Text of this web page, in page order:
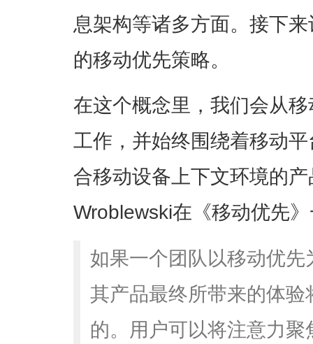
息架构等诸多方面。接下
的移动优先策略。
在这个概念里，我们会从
工作，并始终围绕着移动
合移动设备上下文环境的
Wroblewski在《移动优先
如果一个团队以移动优
其产品最终所带来的体
的。用户可以将注意力